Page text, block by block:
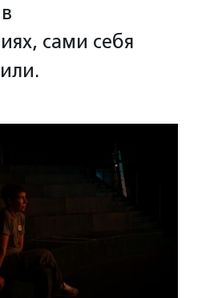
сами себя